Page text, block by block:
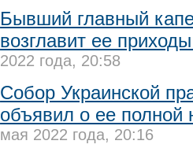
Бывший главный
возглавит ее
2022 года, 20:58
Собор Украинской
объявил о ее полной
мая 2022 года, 20:16